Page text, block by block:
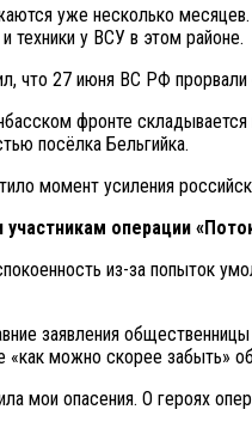
уже несколько
техники у ВСУ в этом районе.
что 27 июня ВС РФ
фронте
посёлка Бельгийка.
момент усиления
операции
из-за попыток
заявления
можно скорее забыть»
мои опасения. О героях